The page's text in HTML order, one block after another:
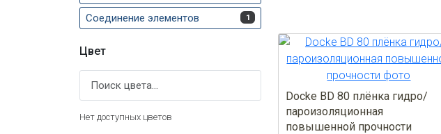
Соединение элементов 1
Цвет
Нет доступных цветов
Docke ВD 80 плёнка гидро/
пароизоляционная
повышенной прочности